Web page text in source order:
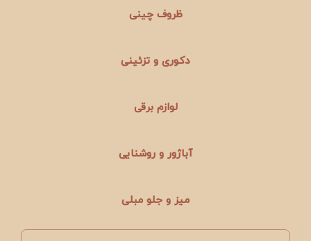
ظروف چینی
دکوری و تزئینی
لوازم برقی
آباژور و روشنایی
میز و جلو مبلی